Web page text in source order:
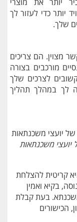
יותר כדי לעזור לך
שלך.
מצוין. הם צריכים
מורכבים בצורה
לצרכים שלך
לך במהלך תהליך
יועצי משכנתאות
קריטית להצלחת
בקיא ואמין
בעת קבלת
הכישורים